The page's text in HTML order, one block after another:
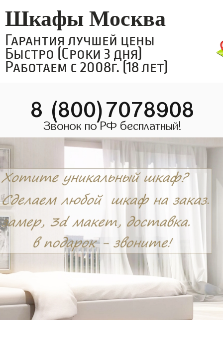
Шкафы Москва
Гарантия лучшей цены
Быстро (Сроки 3 дня)
Работаем с 2008г. (18 лет)
8 (800)7078908
Звонок по РФ бесплатный!